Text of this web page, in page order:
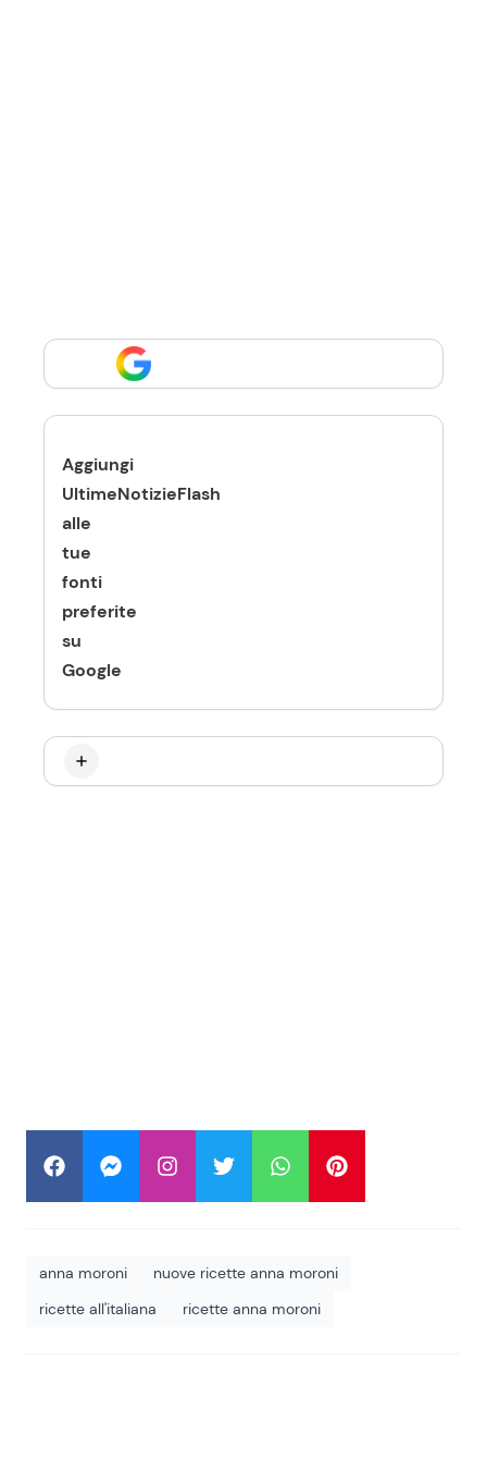
Aggiungi
UltimeNotizieFlash
alle
tue
fonti
preferite
su
Google
anna moroni
nuove ricette anna moroni
ricette all'italiana
ricette anna moroni